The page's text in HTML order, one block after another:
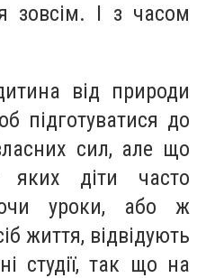
зовсім. І з часом
від природи
підготуватися до
сил, але що
яких діти часто
уроки, або ж
життя, відвідують
студії, так що на